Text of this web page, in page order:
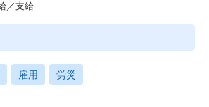
／支給
雇用 労災